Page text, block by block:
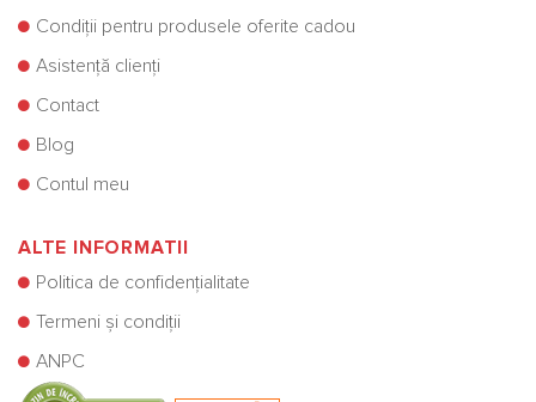
Condiții pentru produsele oferite cadou
Asistență clienți
Contact
Blog
Contul meu
ALTE INFORMATII
Politica de confidențialitate
Termeni și condiții
ANPC